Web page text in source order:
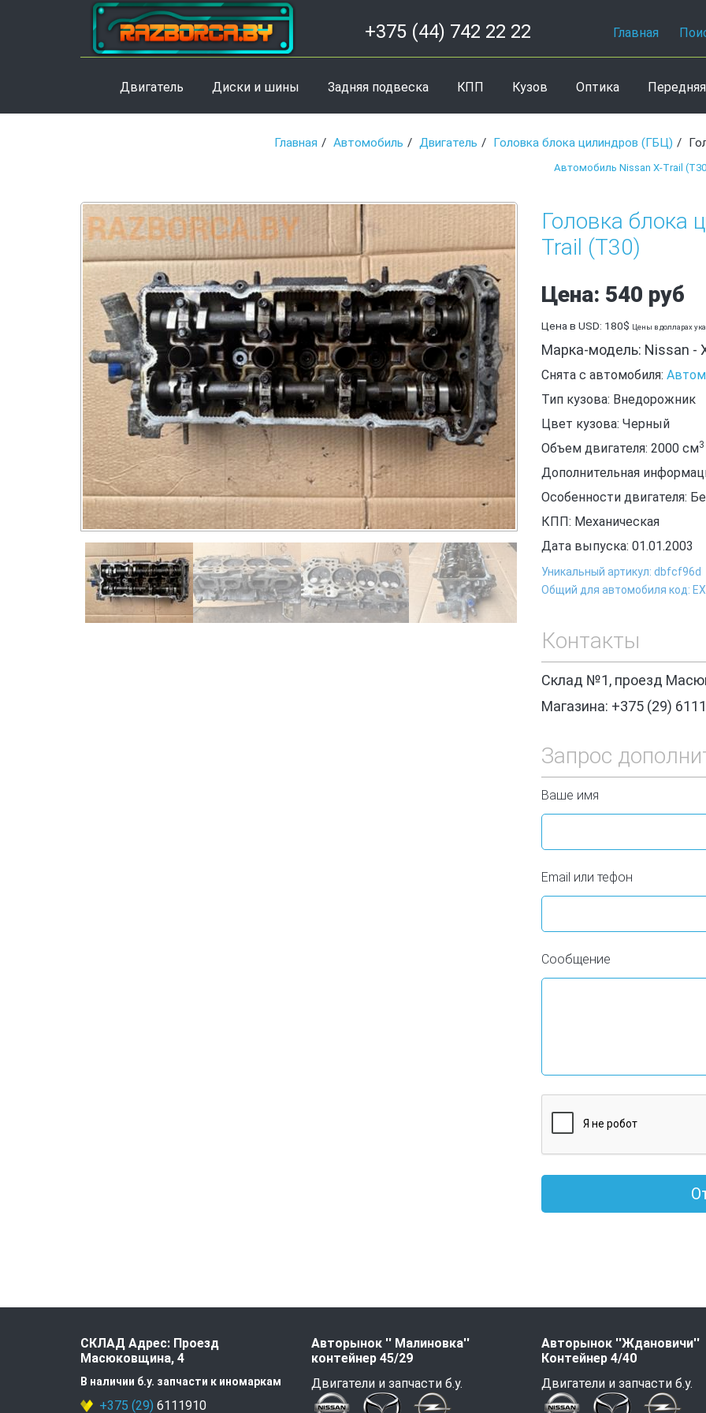
+375 (44) 742 22 22 Главная
Двигатель Диски и шины Задняя подвеска КПП Кузов Оптика
Главная Автомобиль Двигатель Головка блока цилиндров (ГБЦ)
Автомобиль Nissan X-Trail
Головка блока
Trail (T30)
Цена: 540 руб
Цена в USD: 180$ Цены в долларах
Марка-модель: Nissan -
Снята с автомобиля:
Тип кузова: Внедорожник
Цвет кузова: Черный
Объем двигателя: 2000 см3
Дополнительная
Особенности двигателя:
КПП: Механическая
Дата выпуска: 01.01.2003
Уникальный артикул: dbfcf96d
Общий для автомобиля код:
Контакты
Склад №1, проезд
Магазина: +375 (29)
Запрос
Ваше имя
Email или тефон
Сообщение
СКЛАД Адрес: Проезд
Масюковщина, 4
В наличии б.у. запчасти к иномаркам
+375 (29) 6111910
Авторынок '' Малиновка''
контейнер 45/29
Двигатели и запчасти б.у.
Авторынок ''Ждановичи''
Контейнер 4/40
Двигатели и запчасти б.у.